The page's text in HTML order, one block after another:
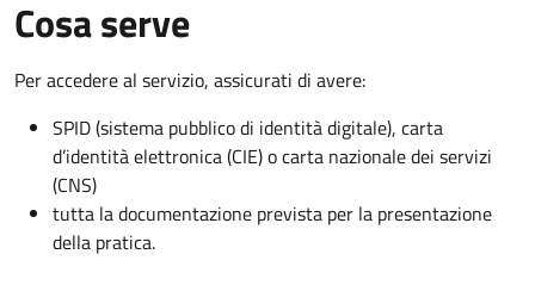
Cosa serve
Per accedere al servizio, assicurati di avere:
SPID (sistema pubblico di identità digitale), carta
d’identità elettronica (CIE) o carta nazionale dei servizi
(CNS)
tutta la documentazione prevista per la presentazione
della pratica.